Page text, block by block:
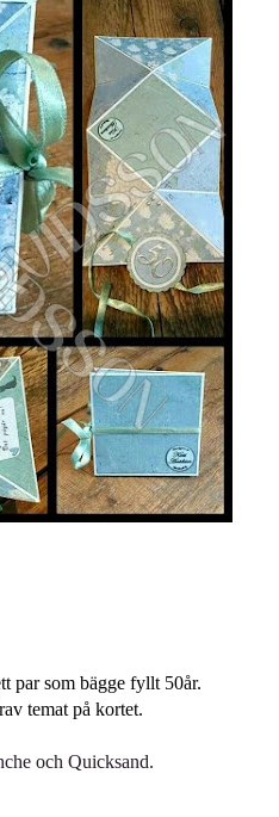
par som bägge fyllt 50år.
temat på kortet.
och Quicksand.